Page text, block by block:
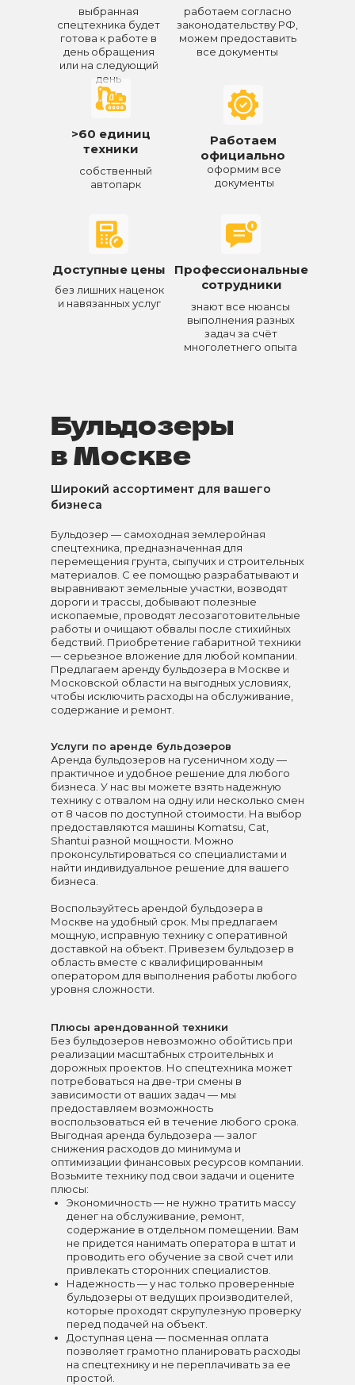
выбранная
спецтехника будет
готова к работе в
день обращения
или на следующий
день
работаем согласно
законодательству РФ,
можем предоставить
все документы
собственный
автопарк
>60 единиц
техники
Работаем
официально
оформим все
документы
Доступные цены
без лишних наценок
и навязанных услуг
знают все нюансы
выполнения разных
задач за счёт
многолетнего опыта
Профессиональные
сотрудники
Бульдозеры
в Москве
Бульдозер — самоходная землеройная
спецтехника, предназначенная для
перемещения грунта, сыпучих и строительных
материалов. С ее помощью разрабатывают и
выравнивают земельные участки, возводят
дороги и трассы, добывают полезные
ископаемые, проводят лесозаготовительные
работы и очищают обвалы после стихийных
бедствий. Приобретение габаритной техники
— серьезное вложение для любой компании.
Предлагаем аренду бульдозера в Москве и
Московской области на выгодных условиях,
чтобы исключить расходы на обслуживание,
содержание и ремонт.
Услуги по аренде бульдозеров
Аренда бульдозеров на гусеничном ходу —
практичное и удобное решение для любого
бизнеса. У нас вы можете взять надежную
технику с отвалом на одну или несколько смен
от 8 часов по доступной стоимости. На выбор
предоставляются машины Komatsu, Cat,
Shantui разной мощности. Можно
проконсультироваться со специалистами и
найти индивидуальное решение для вашего
бизнеса.
Воспользуйтесь арендой бульдозера в
Москве на удобный срок. Мы предлагаем
мощную, исправную технику с оперативной
доставкой на объект. Привезем бульдозер в
область вместе с квалифицированным
оператором для выполнения работы любого
уровня сложности.
Без бульдозеров невозможно обойтись при
реализации масштабных строительных и
дорожных проектов. Но спецтехника может
потребоваться на две-три смены в
зависимости от ваших задач — мы
предоставляем возможность
воспользоваться ей в течение любого срока.
Выгодная аренда бульдозера — залог
снижения расходов до минимума и
оптимизации финансовых ресурсов компании.
Возьмите технику под свои задачи и оцените
плюсы:
Экономичность — не нужно тратить массу
денег на обслуживание, ремонт,
содержание в отдельном помещении. Вам
не придется нанимать оператора в штат и
проводить его обучение за свой счет или
привлекать сторонних специалистов.
Надежность — у нас только проверенные
бульдозеры от ведущих производителей,
которые проходят скрупулезную проверку
перед подачей на объект.
Доступная цена — посменная оплата
позволяет грамотно планировать расходы
на спецтехнику и не переплачивать за ее
простой.
Плюсы арендованной техники
Широкий ассортимент для вашего
бизнеса